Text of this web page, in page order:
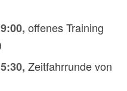
, offenes Training
, Zeitfahrrunde von